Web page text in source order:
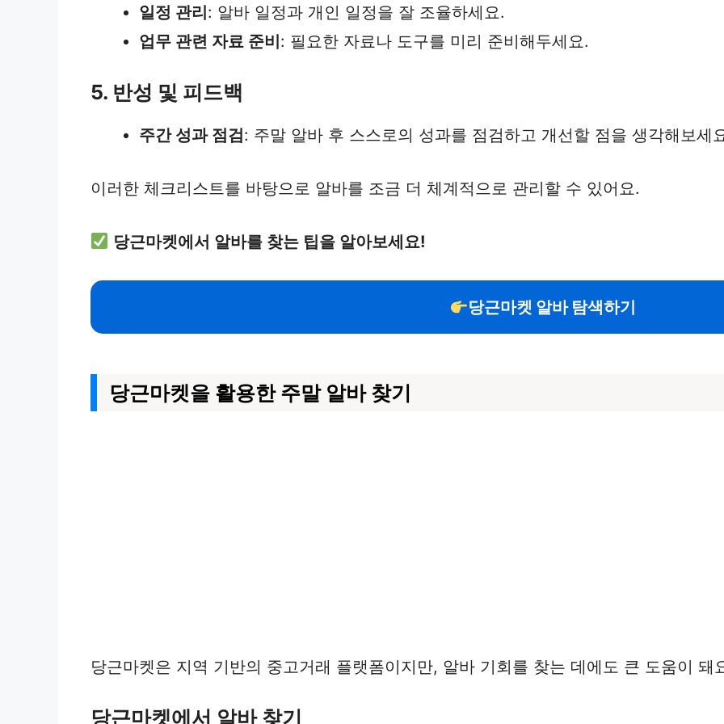
일정 관리: 알바 일정과 개인 일정을 잘 조율하세요.
업무 관련 자료 준비: 필요한 자료나 도구를 미리 준비해두세요.
5. 반성 및 피드백
주간 성과 점검: 주말 알바 후 스스로의 성과를 점검하고 개선할 점을 생각해보세
이러한 체크리스트를 바탕으로 알바를 조금 더 체계적으로 관리할 수 있어요.
당근마켓에서 알바를 찾는 팁을 알아보세요!
당근마켓 알바 탐색하기
당근마켓을 활용한 주말 알바 찾기
당근마켓은 지역 기반의 중고거래 플랫폼이지만, 알바 기회를 찾는 데에도 큰 도움이 돼
당근마켓에서 알바 찾기